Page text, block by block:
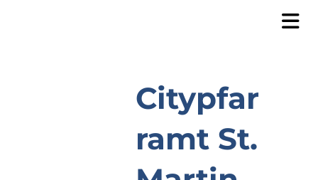
Citypfar
ramt St.